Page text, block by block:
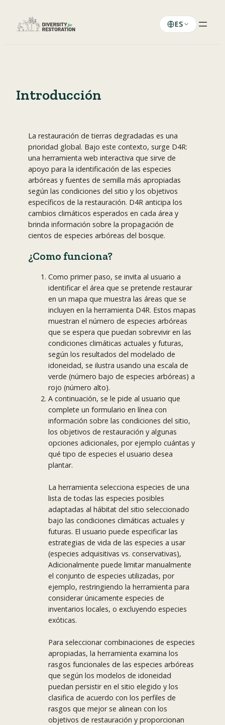
contenido
ES
Introducción
La restauración de tierras degradadas es una
prioridad global. Bajo este contexto, surge D4R:
una herramienta web interactiva que sirve de
apoyo para la identificación de las especies
arbóreas y fuentes de semilla más apropiadas
según las condiciones del sitio y los objetivos
específicos de la restauración. D4R anticipa los
cambios climáticos esperados en cada área y
brinda información sobre la propagación de
cientos de especies arbóreas del bosque.
¿Como funciona?
Como primer paso, se invita al usuario a
identificar el área que se pretende restaurar
en un mapa que muestra las áreas que se
incluyen en la herramienta D4R. Estos mapas
muestran el número de especies arbóreas
que se espera que puedan sobrevivir en las
condiciones climáticas actuales y futuras,
según los resultados del modelado de
idoneidad, se ilustra usando una escala de
verde (número bajo de especies arbóreas) a
rojo (número alto).
A continuación, se le pide al usuario que
complete un formulario en línea con
información sobre las condiciones del sitio,
los objetivos de restauración y algunas
opciones adicionales, por ejemplo cuántas y
qué tipo de especies el usuario desea
plantar.
La herramienta selecciona especies de una
lista de todas las especies posibles
adaptadas al hábitat del sitio seleccionado
bajo las condiciones climáticas actuales y
futuras. El usuario puede especificar las
estrategias de vida de las especies a usar
(especies adquisitivas vs. conservativas),
Adicionalmente puede limitar manualmente
el conjunto de especies utilizadas, por
ejemplo, restringiendo la herramienta para
considerar únicamente especies de
inventarios locales, o excluyendo especies
exóticas.
Para seleccionar combinaciones de especies
apropiadas, la herramienta examina los
rasgos funcionales de las especies arbóreas
que según los modelos de idoneidad
puedan persistir en el sitio elegido y los
clasifica de acuerdo con los perfiles de
rasgos que mejor se alinean con los
objetivos de restauración y proporcionan